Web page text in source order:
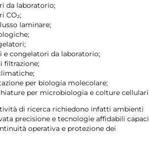
da laboratorio;
CO₂;
laminare;
e congelatori da laboratorio;
filtrazione;
per biologia molecolare;
per microbiologia e colture
di ricerca richiedono infatti ambienti
precisione e tecnologie affidabili capaci
operativa e protezione dei